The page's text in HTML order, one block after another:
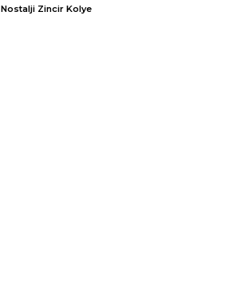
Nostalji Zincir Kolye